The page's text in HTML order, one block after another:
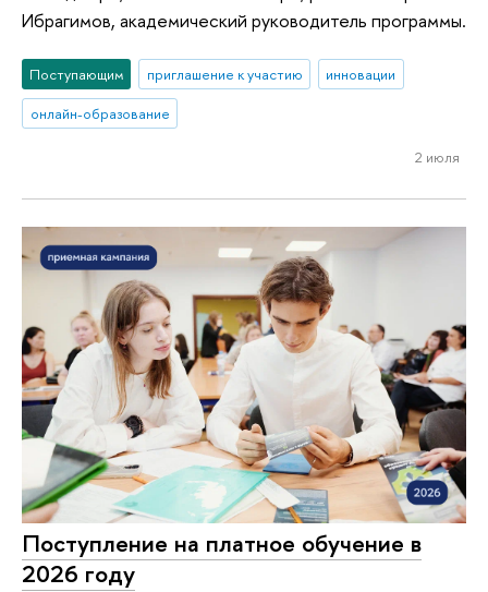
Ибрагимов, академический руководитель программы.
Поступающим приглашение к участию
инновации
онлайн-образование
2 июля
Поступление на платное обучение в
2026 году